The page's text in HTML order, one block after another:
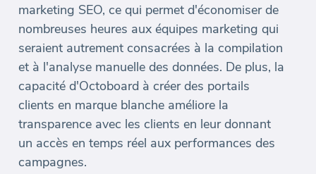
marketing SEO, ce qui permet d'économiser de
nombreuses heures aux équipes marketing qui
seraient autrement consacrées à la compilation
et à l'analyse manuelle des données. De plus, la
capacité d'Octoboard à créer des portails
clients en marque blanche améliore la
transparence avec les clients en leur donnant
un accès en temps réel aux performances des
campagnes.